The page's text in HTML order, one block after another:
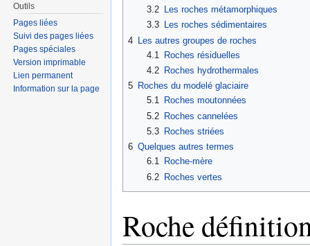
3.2
Les roches métamorphiques
3.3
Les roches sédimentaires
4 Les autres groupes de roches
4.1
Roches résiduelles
4.2
Roches hydrothermales
5 Roches du modelé glaciaire
5.1
Roches moutonnées
5.2 Roches cannelées
5.3
Roches striées
6 Quelques autres termes
6.1
Roche-mère
6.2 Roches vertes
Roche
Outils
Pages liées
Suivi des pages liées
Pages spéciales
Version imprimable
Lien permanent
Information sur la page